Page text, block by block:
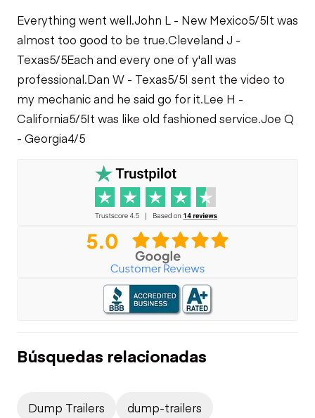
Everything went well.John L - New Mexico5/5It was
almost too good to be true.Cleveland J -
Texas5/5Each and every one of y'all was
professional.Dan W - Texas5/5I sent the video to
my mechanic and he said go for it.Lee H -
California5/5It was like old fashioned service.Joe Q
- Georgia4/5
Búsquedas relacionadas
Dump Trailers
dump-trailers